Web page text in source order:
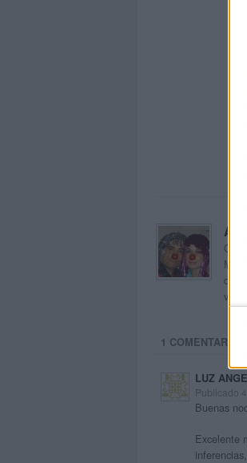
1 COMENTARIO
LUZ
Publicado
Buenas
Excelente